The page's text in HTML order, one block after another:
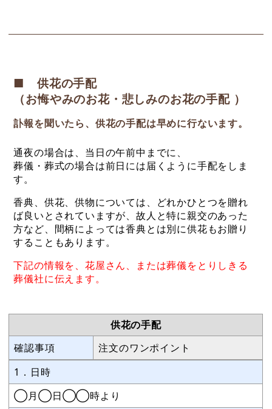
■ 供花の手配
（お悔やみのお花・悲しみのお花の手配 ）
訃報を聞いたら、供花の手配は早めに行ないます。
通夜の場合は、当日の午前中までに、
葬儀・葬式の場合は前日には届くように手配をしま
す。
香典、供花、供物については、どれかひとつを贈れ
ば良いとされていますが、故人と特に親交のあった
方など、間柄によっては香典とは別に供花もお贈り
することもあります。
下記の情報を、花屋さん、または葬儀をとりしきる
葬儀社に伝えます。
供花の手配
確認事項
注文のワンポイント
1．日時
◯月◯日◯◯時より